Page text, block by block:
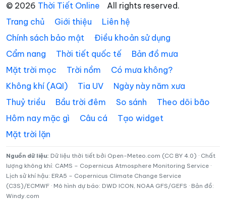
Xã Khánh Hưng
Xã Khánh Lâm Xã Long Điền
Xã Lương Thế Trân Xã Nguyễn Phích
Xã Nguyễn Việt Khái Xã Ninh Quới
Xã Phong Hiệp Xã Phong Thạnh
Xã Phú Mỹ
Xã Phước Long Xã Quách Phẩm
Xã Sông Đốc Xã Tạ An Khương
Xã Tam Giang
© 2026 Thời Tiết Online
All rights reserved.
Trang chủ
Giới thiệu
Liên hệ
Chính sách bảo mật
Điều khoản sử dụng
Cẩm nang
Thời tiết quốc tế
Bản đồ mưa
Mặt trời mọc
Trời nồm
Có mưa không?
Không khí (AQI)
Tia UV
Ngày này năm xưa
Thuỷ triều
Bầu trời đêm So sánh
Theo dõi bão
Hôm nay mặc gì
Câu cá
Tạo widget
Mặt trời lặn
Nguồn dữ liệu: Dữ liệu thời tiết bởi Open-Meteo.com (CC BY 4.0) · Chất
lượng không khí: CAMS – Copernicus Atmosphere Monitoring Service ·
Lịch sử khí hậu: ERA5 – Copernicus Climate Change Service
(C3S)/ECMWF · Mô hình dự báo: DWD ICON, NOAA GFS/GEFS · Bản đồ:
Windy.com